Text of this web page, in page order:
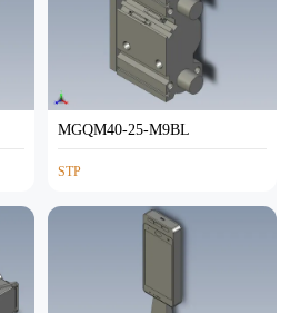
MGQM40-25-M9BL
STP